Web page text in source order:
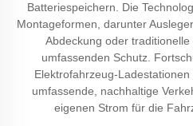
Batteriespeichern. Die
Montageformen, darunter
Abdeckung oder
umfassenden Schutz.
Elektrofahrzeug-
umfassende, nachhaltige
eigenen Strom für die